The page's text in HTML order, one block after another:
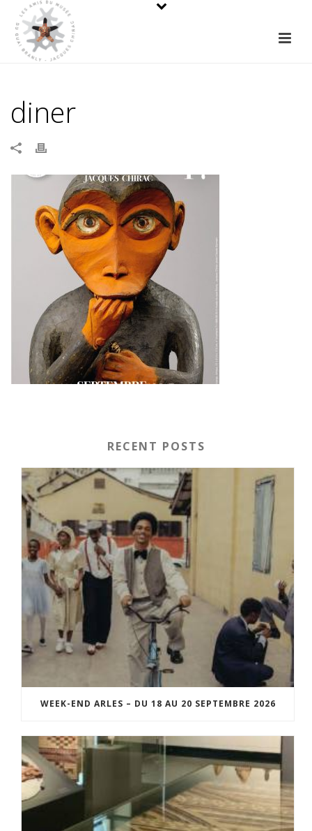
diner
RECENT POSTS
WEEK-END ARLES – DU 18 AU 20 SEPTEMBRE 2026